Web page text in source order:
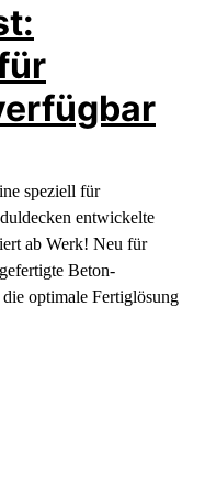
speziell für
entwickelte
ab Werk! Neu für
Beton-
optimale Fertiglösung